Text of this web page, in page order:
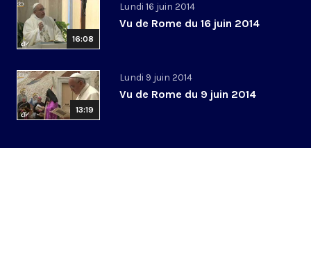
16:08
Lundi 16 juin 2014
Vu de Rome du 16 juin 2014
13:19
Lundi 9 juin 2014
Vu de Rome du 9 juin 2014